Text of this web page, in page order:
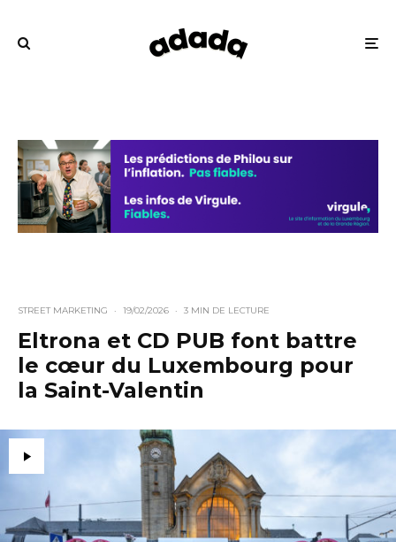
STREET MARKETING · 19/02/2026 · 3 MIN DE LECTURE
Eltrona et CD PUB font battre
le cœur du Luxembourg pour
la Saint-Valentin